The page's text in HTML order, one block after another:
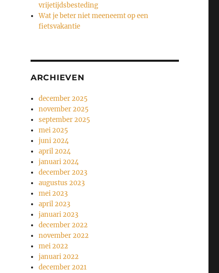
vrijetijdsbesteding
Wat je beter niet meeneemt op een
fietsvakantie
ARCHIEVEN
december 2025
november 2025
september 2025
mei 2025
juni 2024
april 2024
januari 2024
december 2023
augustus 2023
mei 2023
april 2023
januari 2023
december 2022
november 2022
mei 2022
januari 2022
december 2021